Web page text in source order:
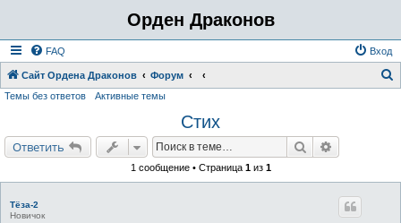
Орден Драконов
FAQ Вход
Сайт Ордена Драконов Форум
Темы без ответов Активные темы
Стих
Ответить Поиск
1 сообщение • Страница 1из 1
Тёза-2
Новичок